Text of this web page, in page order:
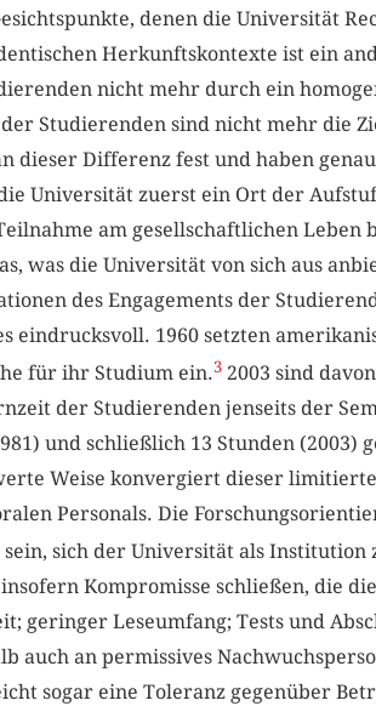
denen die Universität
Herkunftskontexte ist ein
nicht mehr durch ein
Studierenden sind nicht mehr die
dieser Differenz fest und haben
Universität zuerst ein Ort der
am gesellschaftlichen Leben
was die Universität von sich aus
des Engagements der
eindrucksvoll. 1960 setzten
für ihr Studium ein.32003 sind
der Studierenden jenseits der
und schließlich 13 Stunden (2003)
Weise konvergiert dieser
Personals. Die
sich der Universität als Institution
Kompromisse schließen, die
geringer Leseumfang; Tests und
auch an permissives
sogar eine Toleranz gegenüber